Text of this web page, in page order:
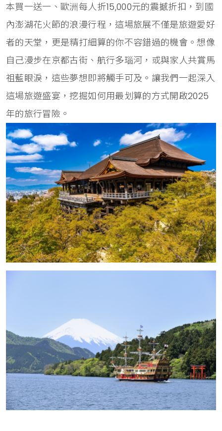
本買一送一、歐洲每人折15,000元的震撼折扣，到國
內澎湖花火節的浪漫行程，這場旅展不僅是旅遊愛好
者的天堂，更是精打細算的你不容錯過的機會。想像
自己漫步在京都古街、航行多瑙河，或與家人共賞馬
祖藍眼淚，這些夢想即將觸手可及。讓我們一起深入
這場旅遊盛宴，挖掘如何用最划算的方式開啟2025
年的旅行冒險。